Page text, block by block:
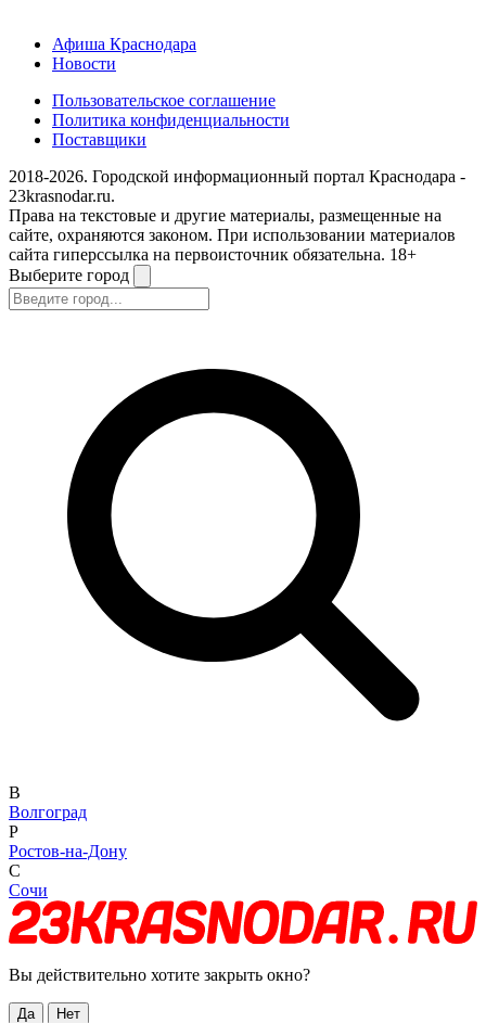
Афиша Краснодара
Новости
Пользовательское соглашение
Политика конфиденциальности
Поставщики
2018-2026. Городской информационный портал Краснодара -
23krasnodar.ru.
Права на текстовые и другие материалы, размещенные на
сайте, охраняются законом. При использовании материалов
сайта гиперссылка на первоисточник обязательна. 18+
Выберите город
В
Волгоград
Р
Ростов-на-Дону
С
Сочи
Вы действительно хотите закрыть окно?
Да Нет